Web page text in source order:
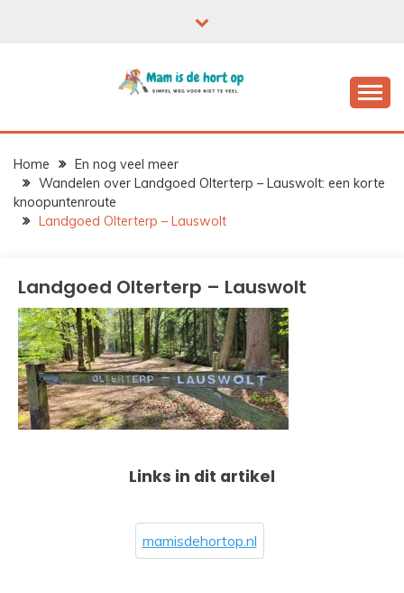
Home
En nog veel meer
Wandelen over Landgoed Olterterp – Lauswolt: een korte
knoopuntenroute
Landgoed Olterterp – Lauswolt
Landgoed Olterterp – Lauswolt
Links in dit artikel
mamisdehortop.nl